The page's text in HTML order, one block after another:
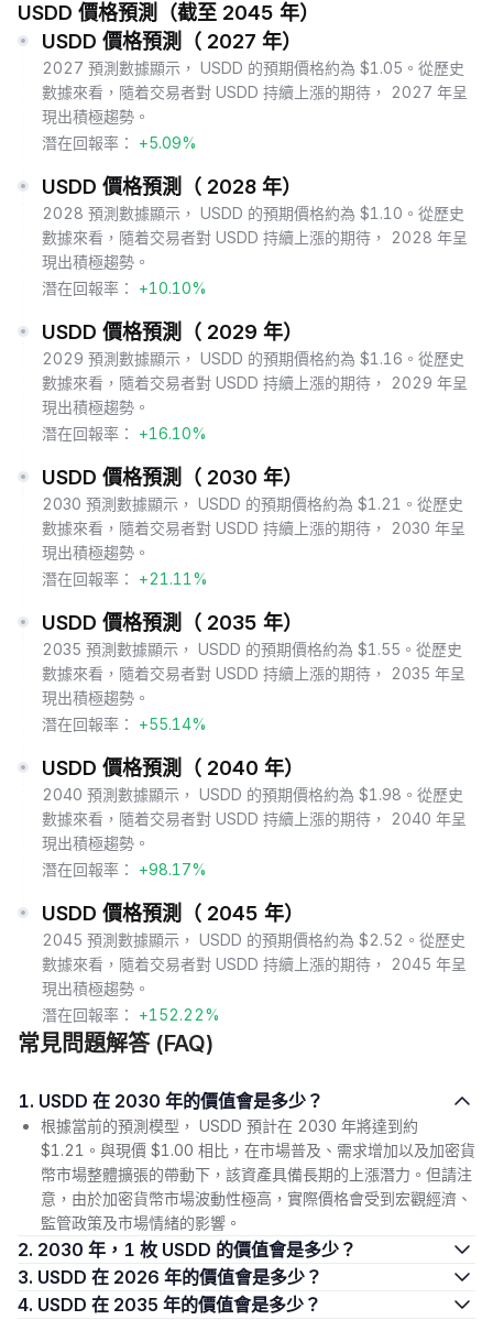
USDD 價格預測（截至 2045 年）
USDD 價格預測（ 2027 年）
2027 預測數據顯示， USDD 的預期價格約為 $1.05。從歷史
數據來看，隨着交易者對 USDD 持續上漲的期待， 2027 年呈
現出積極趨勢。
潛在回報率：
+5.09%
USDD 價格預測（ 2028 年）
2028 預測數據顯示， USDD 的預期價格約為 $1.10。從歷史
數據來看，隨着交易者對 USDD 持續上漲的期待， 2028 年呈
現出積極趨勢。
潛在回報率：
+10.10%
USDD 價格預測（ 2029 年）
2029 預測數據顯示， USDD 的預期價格約為 $1.16。從歷史
數據來看，隨着交易者對 USDD 持續上漲的期待， 2029 年呈
現出積極趨勢。
潛在回報率：
+16.10%
USDD 價格預測（ 2030 年）
2030 預測數據顯示， USDD 的預期價格約為 $1.21。從歷史
數據來看，隨着交易者對 USDD 持續上漲的期待， 2030 年呈
現出積極趨勢。
潛在回報率：
+21.11%
USDD 價格預測（ 2035 年）
2035 預測數據顯示， USDD 的預期價格約為 $1.55。從歷史
數據來看，隨着交易者對 USDD 持續上漲的期待， 2035 年呈
現出積極趨勢。
潛在回報率：
+55.14%
USDD 價格預測（ 2040 年）
2040 預測數據顯示， USDD 的預期價格約為 $1.98。從歷史
數據來看，隨着交易者對 USDD 持續上漲的期待， 2040 年呈
現出積極趨勢。
潛在回報率：
+98.17%
USDD 價格預測（ 2045 年）
2045 預測數據顯示， USDD 的預期價格約為 $2.52。從歷史
數據來看，隨着交易者對 USDD 持續上漲的期待， 2045 年呈
現出積極趨勢。
潛在回報率：
+152.22%
常見問題解答 (FAQ)
1. USDD 在 2030 年的價值會是多少？
根據當前的預測模型， USDD 預計在 2030 年將達到約
$1.21。與現價 $1.00 相比，在市場普及、需求增加以及加密貨
幣市場整體擴張的帶動下，該資產具備長期的上漲潛力。但請注
意，由於加密貨幣市場波動性極高，實際價格會受到宏觀經濟、
監管政策及市場情緒的影響。
2. 2030 年，1 枚 USDD 的價值會是多少？
3. USDD 在 2026 年的價值會是多少？
4. USDD 在 2035 年的價值會是多少？